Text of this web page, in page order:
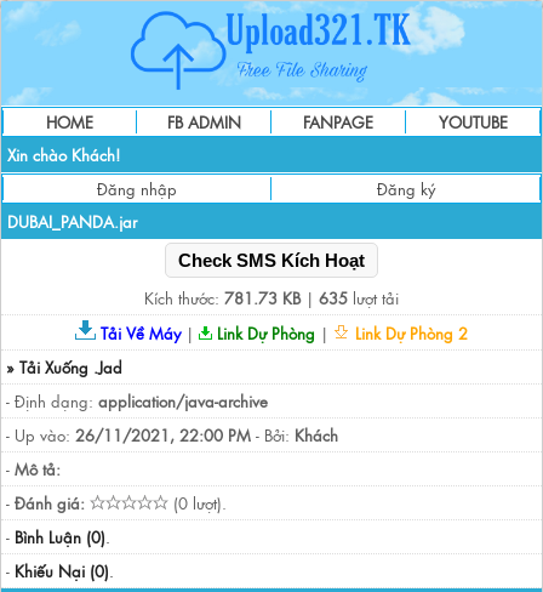
HOME FB ADMIN FANPAGE
YOUTUBE
Xin chào Khách!
Đăng nhập
Đăng ký
DUBAI_PANDA.jar
Check SMS Kích Hoạt
Kích thước: 781.73 KB| 635 lượt tải
Tải Về Máy| Link Dự Phòng |
Link Dự Phòng 2
» Tải Xuống .Jad
- Định dạng: application/java-archive
- Up vào: 26/11/2021, 22:00 PM - Bởi: Khách
- Mô tả:
- Đánh giá:
(0 lượt).
- Bình Luận (0).
- Khiếu Nại (0).